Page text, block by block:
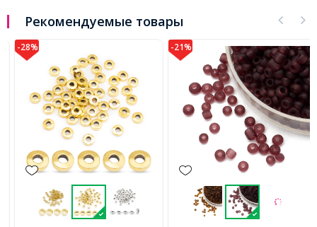
Рекомендуемые товары
-28% -21%